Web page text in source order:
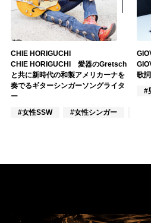
CHIE HORIGUCHI
CHIE HORIGUCHI 愛器のGretsch
と共に新時代の和製アメリカーナを
奏でるギターシンガーソングライタ
ー
#女性SSW
#女性シンガー
歌
#